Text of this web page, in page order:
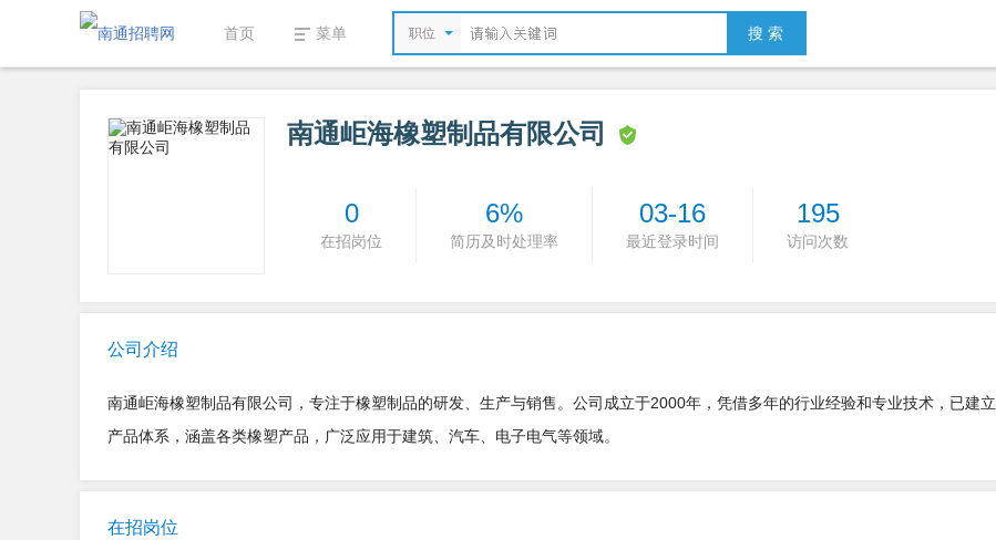
首页 菜单 职位 搜 索
南通岠海橡塑制品有限公司
0
在招岗位
6%
简历及时处理率
03-16
最近登录时间
195
访问次数
公司介绍
南通岠海橡塑制品有限公司，专注于橡塑制品的研发、生产与销售。公司成立于2000年，凭借多年的行业经验和专业技术，已建
产品体系，涵盖各类橡塑产品，广泛应用于建筑、汽车、电子电气等领域。
在招岗位